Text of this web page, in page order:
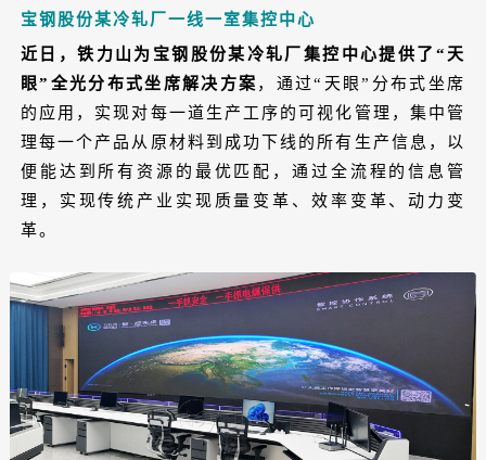
宝钢股份某冷轧厂一线一室集控中心
近日，铁力山为宝钢股份某冷轧厂集控中心提供了“天
眼”全光分布式坐席解决方案 ，通过“天眼”分布式坐席
的应用，实现对每一道生产工序的可视化管理，集中管
理每一个产品从原材料到成功下线的所有生产信息，以
便能达到所有资源的最优匹配，通过全流程的信息管
理，实现传统产业实现质量变革、效率变革、动力变
革。